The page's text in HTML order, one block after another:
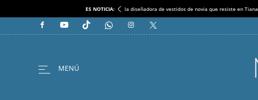
ES NOTICIA: la diseñadora de vestidos de novia que resiste en Tiana